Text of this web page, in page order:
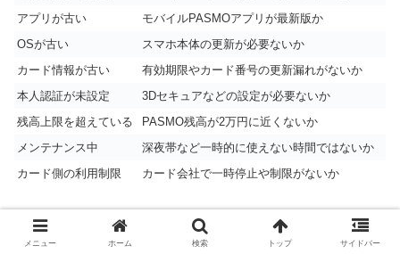
アプリが古い
モバイルPASMOアプリが最新版か
OSが古い
スマホ本体の更新が必要ないか
カード情報が古い
有効期限やカード番号の更新漏れがないか
本人認証が未設定
3Dセキュアなどの設定が必要ないか
残高上限を超えている
PASMO残高が2万円に近くないか
メンテナンス中
深夜帯など一時的に使えない時間ではないか
カード側の利用制限
カード会社で一時停止や制限がないか
特に多いのが、通信状態や本人認証に関するエラーです。
メニュー ホーム 検索 トップ サイドバー